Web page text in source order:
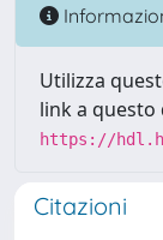
Utilizza
link a
https://
Citazioni